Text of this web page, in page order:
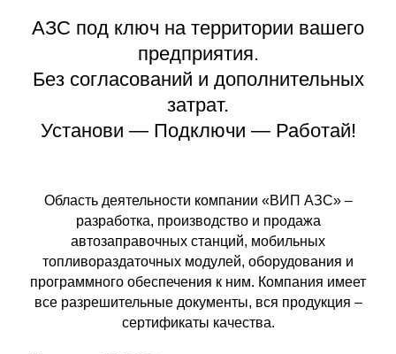
АЗС под ключ на территории вашего
предприятия.
Без согласований и дополнительных
затрат.
Установи — Подключи — Работай!
Область деятельности компании «ВИП АЗС» –
разработка, производство и продажа
автозаправочных станций, мобильных
топливораздаточных модулей, оборудования и
программного обеспечения к ним. Компания имеет
все разрешительные документы, вся продукция –
сертификаты качества.